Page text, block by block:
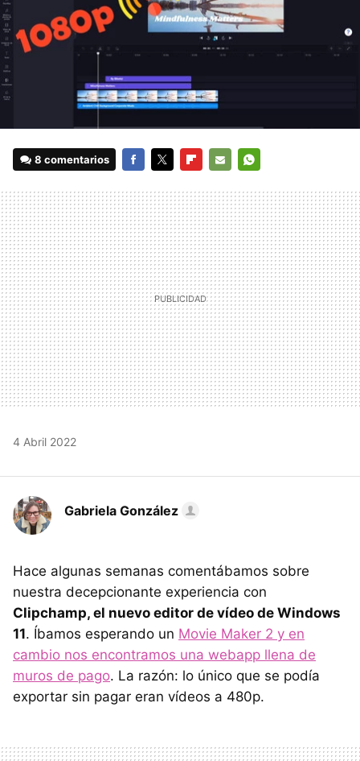
8 comentarios
MAIL
4 Abril 2022
Gabriela González
Hace algunas semanas comentábamos sobre
nuestra decepcionante experiencia con
Clipchamp, el nuevo editor de vídeo de Windows
11. Íbamos esperando un Movie Maker 2 y en
cambio nos encontramos una webapp llena de
muros de pago. La razón: lo único que se podía
exportar sin pagar eran vídeos a 480p.